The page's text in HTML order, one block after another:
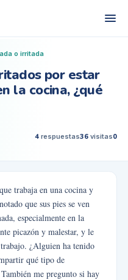
o irritada
por estar
la cocina, ¿qué
4 respuestas36 visitas0
trabaja en una cocina y
que sus pies se ven
especialmente en la
picazón y malestar, y le
¿Alguien ha tenido
qué tipo de
me pregunto si hay